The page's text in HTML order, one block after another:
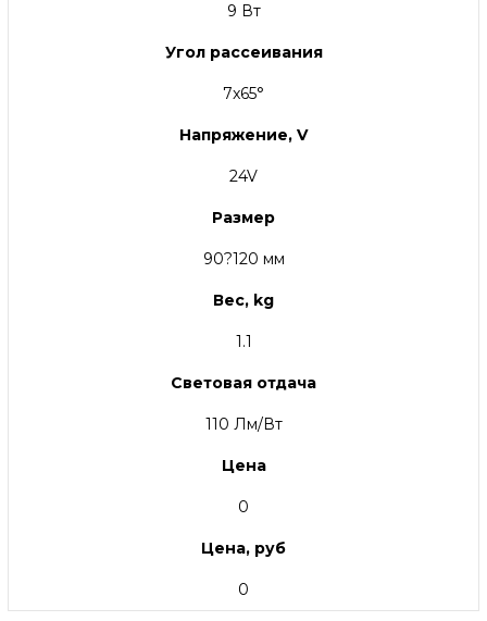
9 Вт
Угол рассеивания
7x65°
Напряжение, V
24V
Размер
90?120 мм
Вес, kg
1.1
Световая отдача
110 Лм/Вт
Цена
0
Цена, руб
0